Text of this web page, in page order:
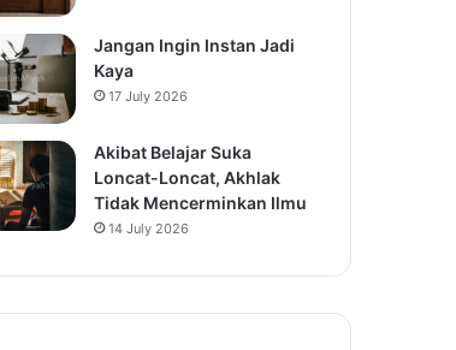
Jangan Ingin Instan Jadi
Kaya
17 July 2026
Akibat Belajar Suka
Loncat-Loncat, Akhlak
Tidak Mencerminkan Ilmu
14 July 2026